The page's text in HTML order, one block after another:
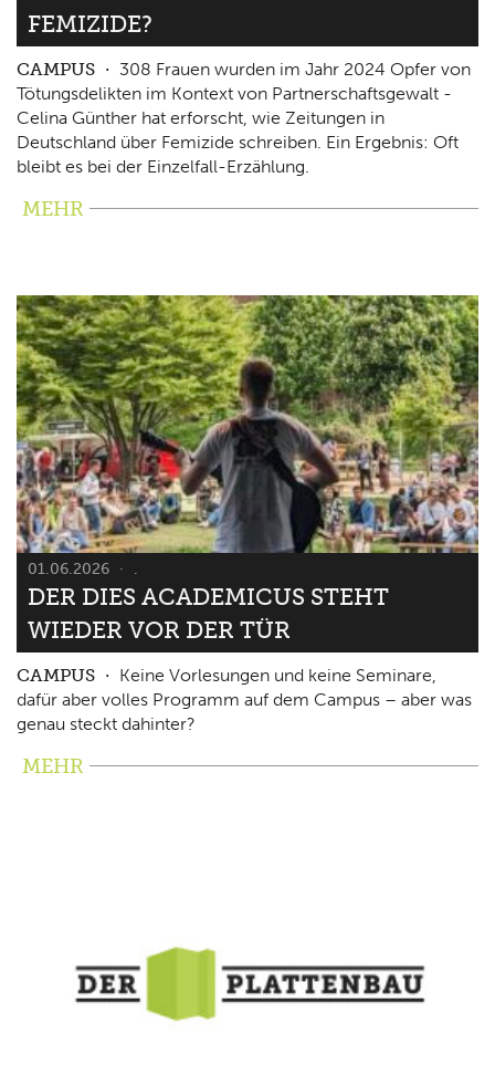
FEMIZIDE?
CAMPUS
308 Frauen wurden im Jahr 2024 Opfer von
Tötungsdelikten im Kontext von Partnerschaftsgewalt -
Celina Günther hat erforscht, wie Zeitungen in
Deutschland über Femizide schreiben. Ein Ergebnis: Oft
bleibt es bei der Einzelfall-Erzählung.
MEHR
01.06.2026 .
DER DIES ACADEMICUS STEHT
WIEDER VOR DER TÜR
CAMPUS
Keine Vorlesungen und keine Seminare,
dafür aber volles Programm auf dem Campus – aber was
genau steckt dahinter?
MEHR